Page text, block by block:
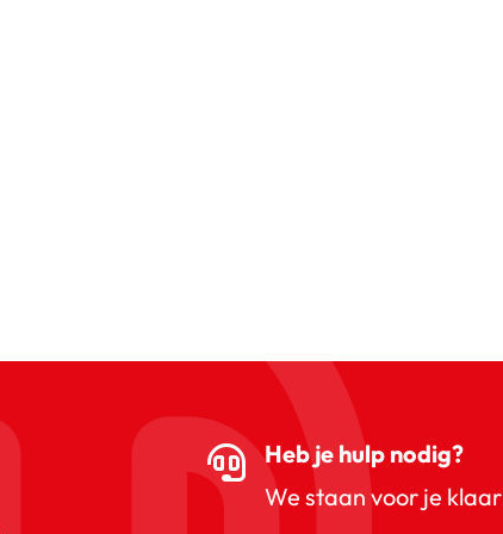
Heb je hulp nodig?
We staan voor je